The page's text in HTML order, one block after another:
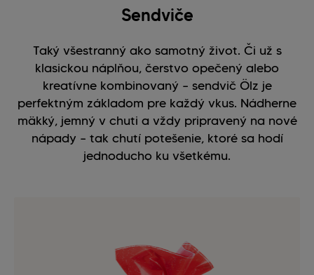
Sendviče
Taký všestranný ako samotný život. Či už s
klasickou náplňou, čerstvo opečený alebo
kreatívne kombinovaný – sendvič Ölz je
perfektným základom pre každý vkus. Nádherne
mäkký, jemný v chuti a vždy pripravený na nové
nápady – tak chutí potešenie, ktoré sa hodí
jednoducho ku všetkému.